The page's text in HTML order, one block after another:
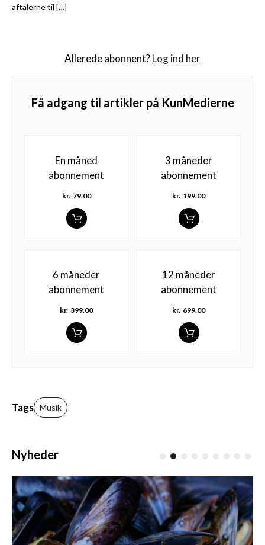
aftalerne til […]
Allerede abonnent?Log ind her
Få adgang til artikler på KunMedierne
En måned
abonnement
kr. 79.00
3 måneder
abonnement
kr. 199.00
6 måneder
abonnement
kr. 399.00
12 måneder
abonnement
kr. 699.00
Tags Musik
Nyheder